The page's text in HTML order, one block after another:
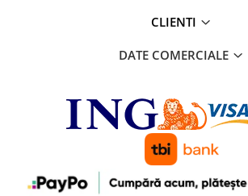
CLIENTI
DATE COMERCIALE